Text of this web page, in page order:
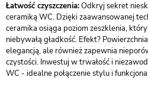
Łatwość czyszczenia:Odkryj sekret
ceramiką WC. Dzięki zaawansowanej
ceramika osiąga poziom zeszklenia,
niebywałą gładkość. Efekt?
elegancją, ale również zapewnia
czystości. Inwestuj w trwałość i
WC - idealne połączenie stylu i